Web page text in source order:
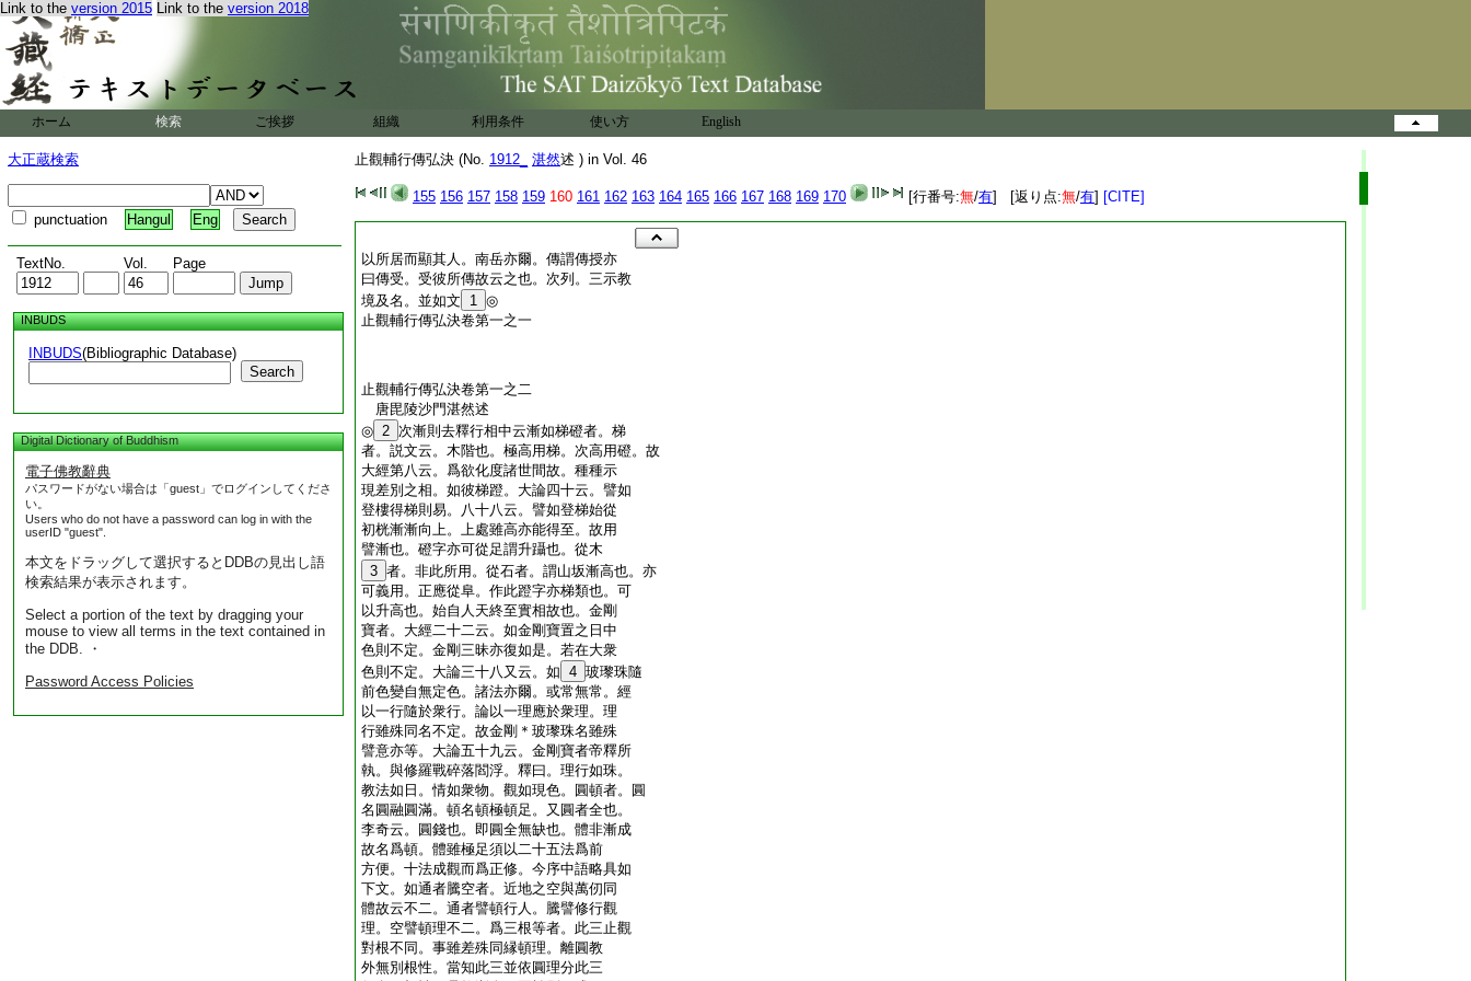
Link to the version 2015 Link to the version 2018
ホーム 検索 ご挨拶 組織 利用条件 使い方 English
大正蔵検索
punctuation Hangul Eng
TextNo. Vol. Page
INBUDS
INBUDS(Bibliographic Database)
Search
Digital Dictionary of Buddhism
電子佛教辭典
パスワードがない場合は「guest」でログインしてくださ
い。
Users who do not have a password can log in with the
userID "guest".
本文をドラッグして選択するとDDBの見出し語
検索結果が表示されます。
Select a portion of the text by dragging your
mouse to view all terms in the text contained in
the DDB. ・
Password Access Policies
止觀輔行傳弘決 (No. 1912_ 湛然述 ) in Vol. 46
155 156 157 158 159 160 161 162 163 164 165 166 167 168 169 170 [行番号:無/有] [返り点:無/有] [CITE]
以所居而顯其人。南岳亦爾。傳謂傳授亦
曰傳受。受彼所傳故云之也。次列。三示教
境及名。並如文
1 ◎
止觀輔行傳弘決卷第一之一
止觀輔行傳弘決卷第一之二
唐毘陵沙門湛然述
◎ 2 次漸則去釋行相中云漸如梯磴者。梯
者。説文云。木階也。極高用梯。次高用磴。故
大經第八云。爲欲化度諸世間故。種種示
現差別之相。如彼梯蹬。大論四十云。譬如
登樓得梯則易。八十八云。譬如登梯始從
初桄漸漸向上。上處雖高亦能得至。故用
譬漸也。磴字亦可從足謂升躡也。從木
3 者。非此所用。從石者。謂山坂漸高也。亦
可義用。正應從阜。作此蹬字亦梯類也。可
以升高也。始自人天終至實相故也。金剛
寶者。大經二十二云。如金剛寶置之日中
色則不定。金剛三昧亦復如是。若在大衆
色則不定。大論三十八又云。如 4 玻瓈珠隨
前色變自無定色。諸法亦爾。或常無常。經
以一行隨於衆行。論以一理應於衆理。理
行雖殊同名不定。故金剛＊玻瓈珠名雖殊
譬意亦等。大論五十九云。金剛寶者帝釋所
執。與修羅戰碎落閻浮。釋曰。理行如珠。
教法如日。情如衆物。觀如現色。圓頓者。圓
名圓融圓滿。頓名頓極頓足。又圓者全也。
李奇云。圓錢也。即圓全無缺也。體非漸成
故名爲頓。體雖極足須以二十五法爲前
方便。十法成觀而爲正修。今序中語略具如
下文。如通者騰空者。近地之空與萬仞同
體故云不二。通者譬頓行人。騰譬修行觀
理。空譬頓理不二。爲三根等者。此三止觀
對根不同。事雖差殊同縁頓理。離圓教
外無別根性。當知此三並依圓理分此三